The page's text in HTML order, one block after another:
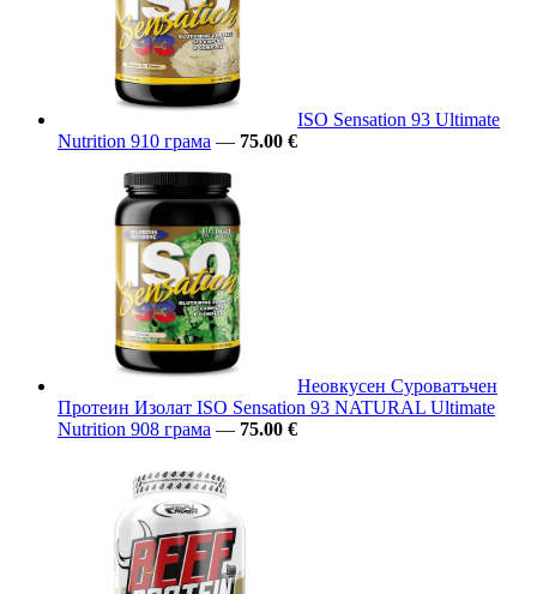
ISO Sensation 93 Ultimate
Nutrition 910 грама — 75.00 €
Неовкусен Суроватъчен
Протеин Изолат ISO Sensation 93 NATURAL Ultimate
Nutrition 908 грама — 75.00 €